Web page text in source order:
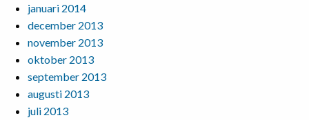
januari 2014
december 2013
november 2013
oktober 2013
september 2013
augusti 2013
juli 2013